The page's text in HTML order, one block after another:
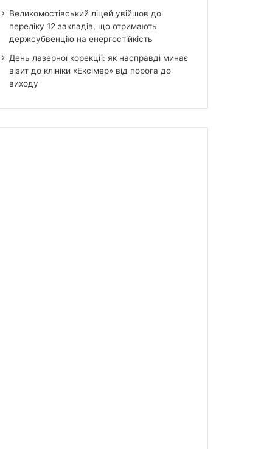
Великомостівський ліцей увійшов до
переліку 12 закладів, що отримають
держсубвенцію на енергостійкість
День лазерної корекції: як насправді минає
візит до клініки «Ексімер» від порога до
виходу